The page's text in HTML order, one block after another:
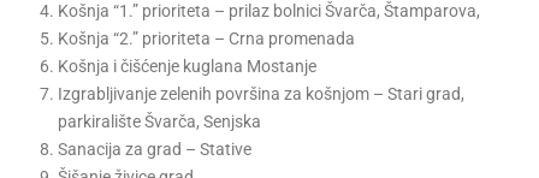
Košnja “1.” prioriteta – prilaz bolnici Švarča, Štamparova,
Košnja “2.” prioriteta – Crna promenada
Košnja i čišćenje kuglana Mostanje
Izgrabljivanje zelenih površina za košnjom – Stari grad,
parkiralište Švarča, Senjska
Sanacija za grad – Stative